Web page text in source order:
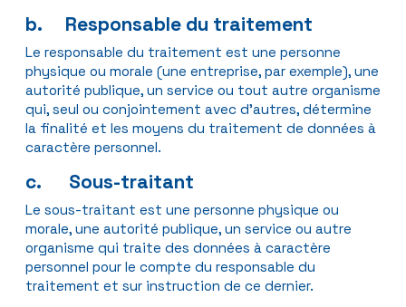
b. Responsable du traitement
Le responsable du traitement est une personne
physique ou morale (une entreprise, par exemple), une
autorité publique, un service ou tout autre organisme
qui, seul ou conjointement avec d’autres, détermine
la finalité et les moyens du traitement de données à
caractère personnel.
c. Sous-traitant
Le sous-traitant est une personne physique ou
morale, une autorité publique, un service ou autre
organisme qui traite des données à caractère
personnel pour le compte du responsable du
traitement et sur instruction de ce dernier.